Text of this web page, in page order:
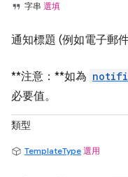
字串 選填
通知標題 (例如電子郵
**注意：**如為
必要值。
類型
TemplateType 選用